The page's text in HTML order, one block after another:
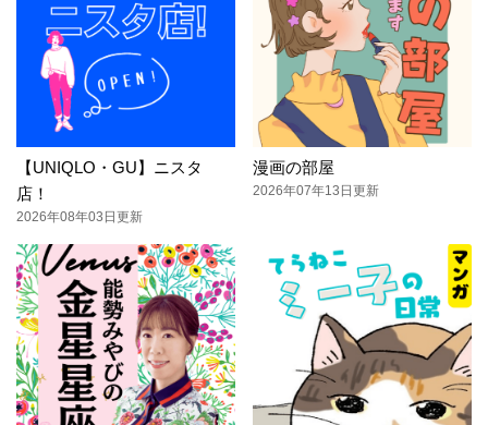
【UNIQLO・GU】ニスタ
店！
2026年08年03日更新
漫画の部屋
2026年07年13日更新